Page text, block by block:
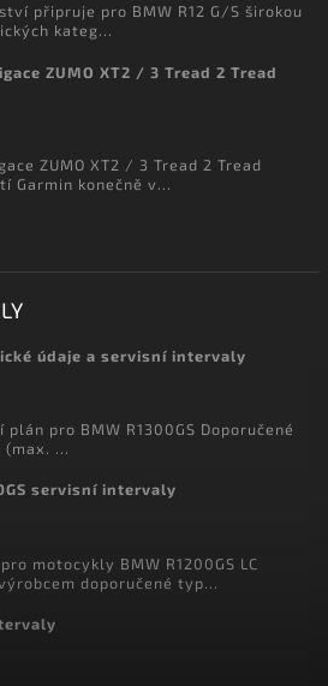
připruje pro BMW R12 G/S širokou
kateg...
ZUMO XT2 / 3 Tread 2 Tread
ZUMO XT2 / 3 Tread 2 Tread
Garmin konečně v...
údaje a servisní intervaly
pro BMW R1300GS Doporučené
...
servisní intervaly
motocykly BMW R1200GS LC
doporučené typ...